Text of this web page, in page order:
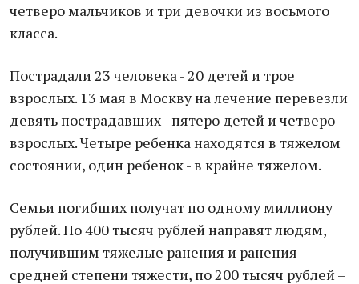
четверо мальчиков и три девочки из восьмого
класса.
Пострадали 23 человека - 20 детей и трое
взрослых. 13 мая в Москву на лечение перевезли
девять пострадавших - пятеро детей и четверо
взрослых. Четыре ребенка находятся в тяжелом
состоянии, один ребенок - в крайне тяжелом.
Семьи погибших получат по одному миллиону
рублей. По 400 тысяч рублей направят людям,
получившим тяжелые ранения и ранения
средней степени тяжести, по 200 тысяч рублей –